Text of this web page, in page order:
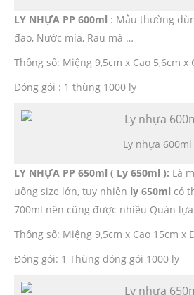
LY NHỰA PP 600ml : Mẫu thường
đao, Nước mía, Rau má …
Thông số: Miệng 9,5cm x Cao 5,6cm x
Đóng gói : 1 thùng 1000 ly
Ly nhựa 600ml
LY NHỰA PP 650ml ( Ly 650ml ): Là
uống size lớn, tuy nhiên ly 650ml có
700ml nên cũng được nhiều Quán
Thông số: Miệng 9,5cm x Cao 15cm x
Đóng gói: 1 Thùng đóng gói 1000 ly